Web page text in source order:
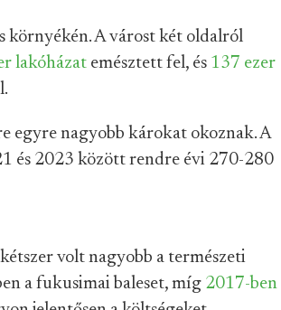
környékén. A várost két oldalról
lakóházat emésztett fel, és 137 ezer
egyre nagyobb károkat okoznak. A
és 2023 között rendre évi 270-280
volt nagyobb a természeti
a fukusimai baleset, míg 2017-ben